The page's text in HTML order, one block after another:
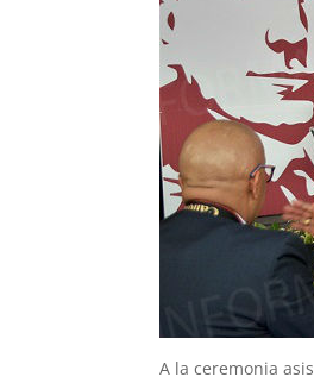
A la ceremonia